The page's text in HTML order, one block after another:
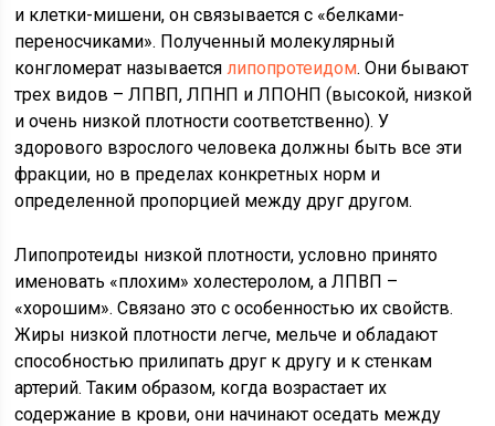
и клетки-мишени, он связывается с «белками-
переносчиками». Полученный молекулярный
конгломерат называетсялипопротеидом. Они бывают
трех видов – ЛПВП, ЛПНП и ЛПОНП (высокой, низкой
и очень низкой плотности соответственно). У
здорового взрослого человека должны быть все эти
фракции, но в пределах конкретных норм и
определенной пропорцией между друг другом.
Липопротеиды низкой плотности, условно принято
именовать «плохим» холестеролом, а ЛПВП –
«хорошим». Связано это с особенностью их свойств.
Жиры низкой плотности легче, мельче и обладают
способностью прилипать друг к другу и к стенкам
артерий. Таким образом, когда возрастает их
содержание в крови, они начинают оседать между